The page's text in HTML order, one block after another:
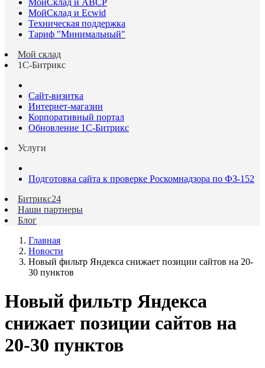
МойСклад и ABCP
МойСклад и Ecwid
Техническая поддержка
Тариф "Минимальный"
Мой склад
1С-Битрикс
Сайт-визитка
Интернет-магазин
Корпоративный портал
Обновление 1С-Битрикс
Услуги
Подготовка сайта к проверке Роскомнадзора по ФЗ-152
Битрикс24
Наши партнеры
Блог
Главная
Новости
Новый фильтр Яндекса снижает позиции сайтов на 20-
30 пунктов
Новый фильтр Яндекса
снижает позиции сайтов на
20-30 пунктов